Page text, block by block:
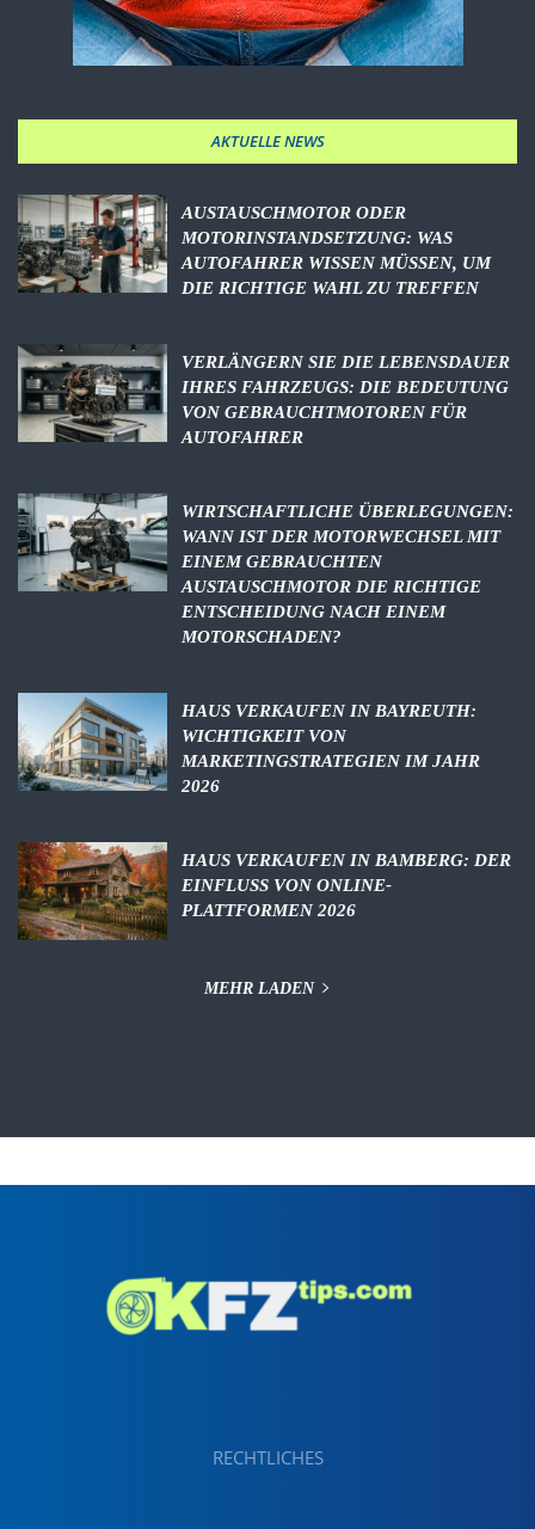
AKTUELLE NEWS
AUSTAUSCHMOTOR ODER
MOTORINSTANDSETZUNG: WAS
AUTOFAHRER WISSEN MÜSSEN, UM
DIE RICHTIGE WAHL ZU TREFFEN
VERLÄNGERN SIE DIE LEBENSDAUER
IHRES FAHRZEUGS: DIE BEDEUTUNG
VON GEBRAUCHTMOTOREN FÜR
AUTOFAHRER
WIRTSCHAFTLICHE ÜBERLEGUNGEN:
WANN IST DER MOTORWECHSEL MIT
EINEM GEBRAUCHTEN
AUSTAUSCHMOTOR DIE RICHTIGE
ENTSCHEIDUNG NACH EINEM
MOTORSCHADEN?
HAUS VERKAUFEN IN BAYREUTH:
WICHTIGKEIT VON
MARKETINGSTRATEGIEN IM JAHR
2026
HAUS VERKAUFEN IN BAMBERG: DER
EINFLUSS VON ONLINE-
PLATTFORMEN 2026
MEHR LADEN
RECHTLICHES